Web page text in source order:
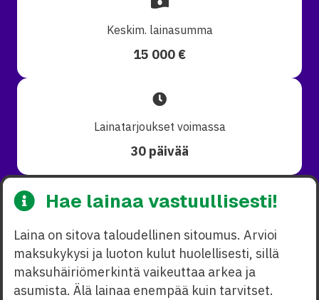
Keskim. lainasumma
15 000 €
Lainatarjoukset voimassa
30 päivää
Hae lainaa vastuullisesti!
Laina on sitova taloudellinen sitoumus. Arvioi
maksukykysi ja luoton kulut huolellisesti, sillä
maksuhäiriömerkintä vaikeuttaa arkea ja
asumista. Älä lainaa enempää kuin tarvitset.